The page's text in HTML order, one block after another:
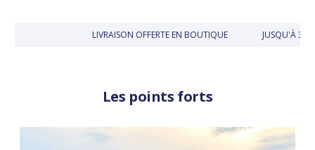
LIVRAISON OFFERTE EN BOUTIQUE JUSQU'À 30
Les points forts